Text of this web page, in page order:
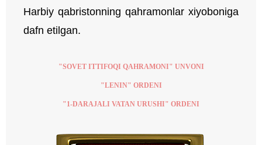
Harbiy qabristonning qahramonlar xiyoboniga
dafn etilgan.
"SOVET ITTIFOQI QAHRAMONI" UNVONI
"LENIN" ORDENI
"1-DARAJALI VATAN URUSHI" ORDENI